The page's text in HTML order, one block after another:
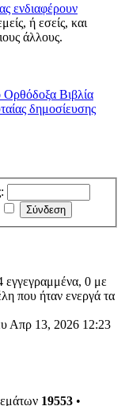
ενδιαφέρουν
ή εσείς, και
άλλους.
Ορθόδοξα Βιβλία
δημοσίευσης
0 με
που ήταν ενεργά τα
Απρ 13, 2026 12:23
19553 •